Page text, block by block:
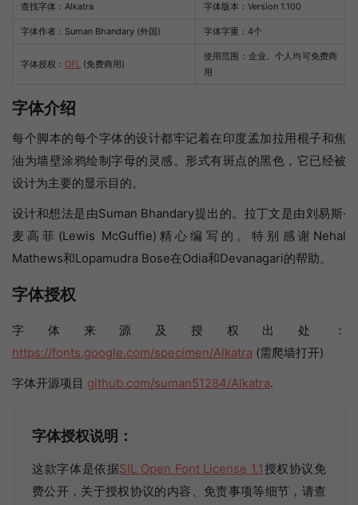
查找字体： Alkatra 字体版本：Version 1.100
字体作者：Suman Bhandary (外国) 字体字重：4个
字体授权： OFL (免费商用)
使用范围：企业、个人均可免费商
用
字体介绍
每个脚本的每个字体的设计都牢记着在印度孟加拉用棍子和焦
油为墙壁涂鸦绘制字母的灵感。形式有斑点的黑色，它已经被
设计为主要的显示目的。
设计和想法是由Suman Bhandary提出的。拉丁文是由刘易斯·
麦高菲(Lewis McGuffie)精心编写的。特别感谢Nehal
Mathews和Lopamudra Bose在Odia和Devanagari的帮助。
字体授权
字体来源及授权出处：
https://fonts.google.com/specimen/Alkatra (需爬墙打开)
字体开源项目 github.com/suman51284/Alkatra.
字体授权说明：
这款字体是依据SIL Open Font License 1.1授权协议免
费公开，关于授权协议的内容、免责事项等细节，请查